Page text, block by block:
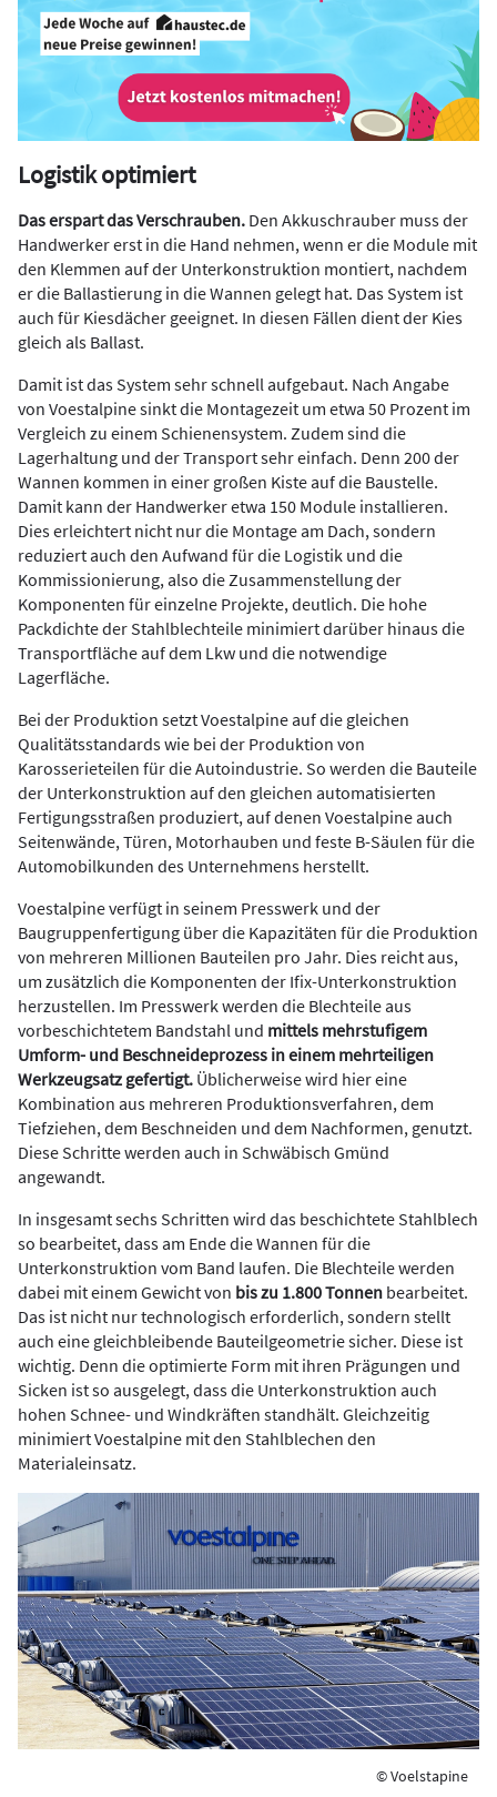
Logistik optimiert
Das erspart das Verschrauben. Den Akkuschrauber muss der
Handwerker erst in die Hand nehmen, wenn er die Module mit
den Klemmen auf der Unterkonstruktion montiert, nachdem
er die Ballastierung in die Wannen gelegt hat. Das System ist
auch für Kiesdächer geeignet. In diesen Fällen dient der Kies
gleich als Ballast.
Damit ist das System sehr schnell aufgebaut. Nach Angabe
von ­Voestalpine sinkt die Montagezeit um etwa 50 Prozent im
Vergleich zu einem Schienensystem. Zudem sind die
Lagerhaltung und der Transport sehr einfach. Denn 200 der
Wannen kommen in einer großen Kiste auf die Baustelle.
Damit kann der Handwerker etwa 150 Module installieren.
Dies erleichtert nicht nur die Montage am Dach, sondern
reduziert auch den Aufwand für die Logistik und die
Kommissionierung, also die Zusammenstellung der
Komponenten für einzelne Projekte, deutlich. Die hohe
Packdichte der Stahlblechteile minimiert darüber hinaus die
Transportfläche auf dem Lkw und die notwendige
Lagerfläche.
Bei der Produktion setzt Voestalpine auf die gleichen
Qualitätsstandards wie bei der Produktion von
Karosserieteilen für die Autoindustrie. So werden die Bauteile
der Unterkonstruktion auf den gleichen automatisierten
Fertigungsstraßen produziert, auf denen Voestalpine auch
Seitenwände, Türen, Motorhauben und feste B-Säulen für die
Automobilkunden des Unternehmens herstellt.
Voestalpine verfügt in seinem Presswerk und der
Baugruppenfertigung über die Kapazitäten für die Produktion
von mehreren Millionen Bauteilen pro Jahr. Dies reicht aus,
um zusätzlich die Komponenten der Ifix-Unterkonstruktion
herzustellen. Im Presswerk werden die Blechteile aus
vorbeschichtetem Bandstahl und mittels mehrstufigem
Umform- und Beschneideprozess in einem mehrteiligen
Werkzeugsatz gefertigt. Üblicherweise wird hier eine
Kombination aus mehreren Produktionsverfahren, dem
Tiefziehen, dem Beschneiden und dem Nachformen, genutzt.
Diese Schritte werden auch in Schwäbisch Gmünd
angewandt.
In insgesamt sechs Schritten wird das beschichtete Stahlblech
so bearbeitet, dass am Ende die Wannen für die
Unterkonstruktion vom Band laufen. Die Blechteile werden
dabei mit einem Gewicht von bis zu 1.800 Tonnen bearbeitet.
Das ist nicht nur technologisch erforderlich, sondern stellt
auch eine gleichbleibende Bauteilgeometrie sicher. Diese ist
wichtig. Denn die optimierte Form mit ihren Prägungen und
Sicken ist so ausgelegt, dass die Unterkonstruktion auch
hohen Schnee- und Windkräften standhält. Gleichzeitig
minimiert Voestalpine mit den Stahlblechen den
Materialeinsatz.
© Voelstapine